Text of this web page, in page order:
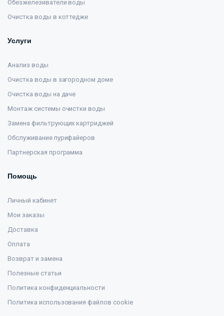
Обезжелезиватели воды
Очистка воды в коттедже
Услуги
Анализ воды
Очистка воды в загородном доме
Очистка воды на даче
Монтаж системы очистки воды
Замена фильтрующих картриджей
Обслуживание пурифайеров
Партнерская программа
Помощь
Личный кабинет
Мои заказы
Доставка
Оплата
Возврат и замена
Полезные статьи
Политика конфиденциальности
Политика использования файлов cookie